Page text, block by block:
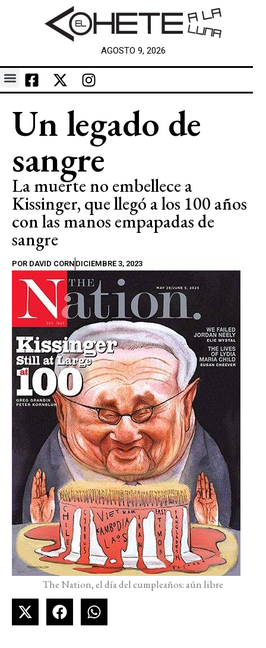
AGOSTO 9, 2026
Un legado de
sangre
La muerte no embellece a
Kissinger, que llegó a los 100 años
con las manos empapadas de
sangre
POR DAVID CORN DICIEMBRE 3, 2023
The Nation, el día del cumpleaños: aún libre